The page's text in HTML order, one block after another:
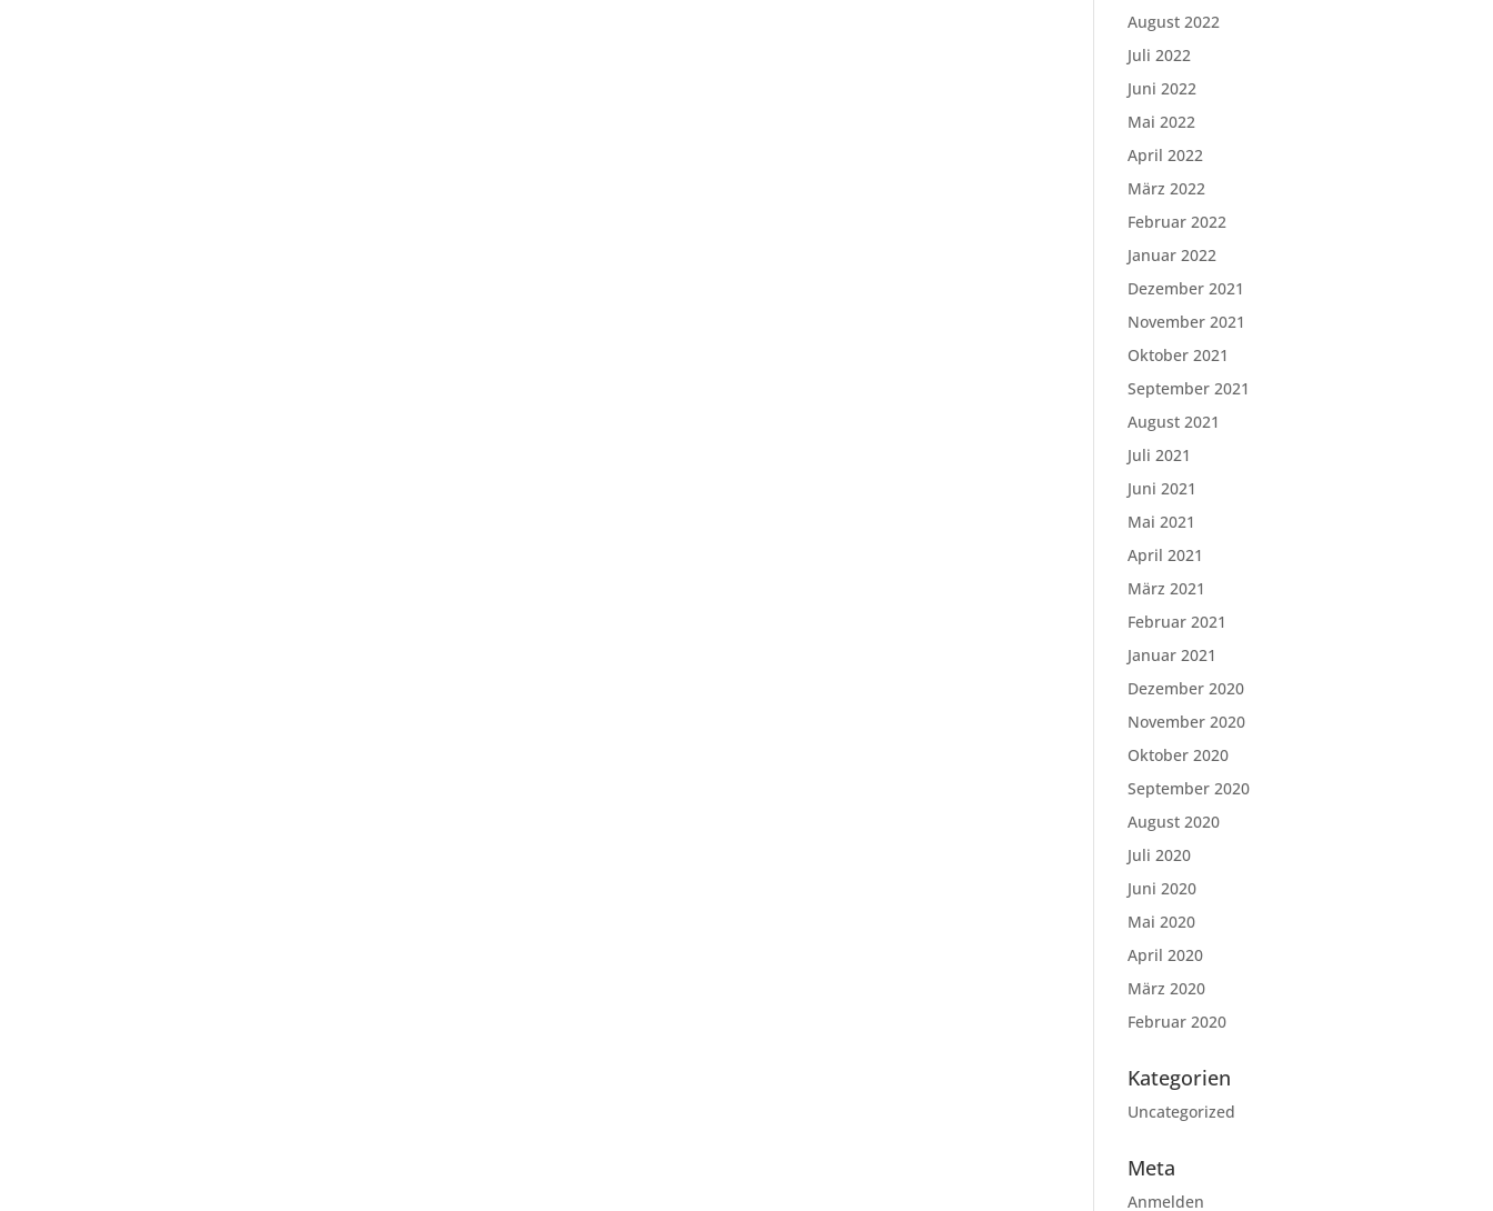
August 2022
Juli 2022
Juni 2022
Mai 2022
April 2022
März 2022
Februar 2022
Januar 2022
Dezember 2021
November 2021
Oktober 2021
September 2021
August 2021
Juli 2021
Juni 2021
Mai 2021
April 2021
März 2021
Februar 2021
Januar 2021
Dezember 2020
November 2020
Oktober 2020
September 2020
August 2020
Juli 2020
Juni 2020
Mai 2020
April 2020
März 2020
Februar 2020
Kategorien
Uncategorized
Meta
Anmelden